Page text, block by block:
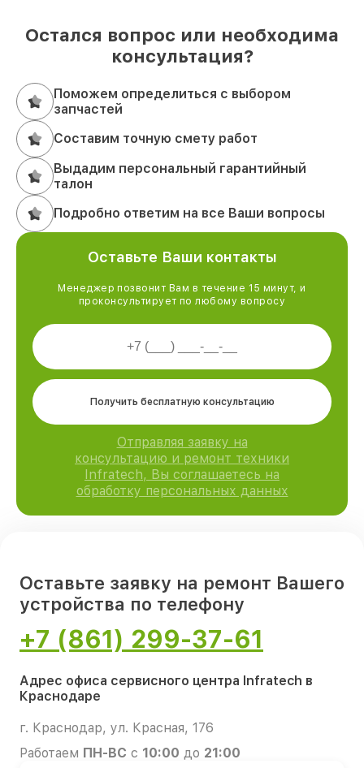
Остался вопрос или необходима
консультация?
Поможем определиться с выбором
запчастей
Составим точную смету работ
Выдадим персональный гарантийный
талон
Подробно ответим на все Ваши вопросы
Оставьте Ваши контакты
Менеджер позвонит Вам в течение 15 минут, и
проконсультирует по любому вопросу
Получить бесплатную консультацию
Отправляя заявку на
консультацию и ремонт техники
Infratech, Вы соглашаетесь на
обработку персональных данных
Оставьте заявку на ремонт Вашего
устройства по телефону
+7 (861) 299-37-61
Адрес офиса сервисного центра Infratech в
Краснодаре
г. Краснодар, ул. Красная, 176
Работаем ПН-ВС с 10:00 до 21:00